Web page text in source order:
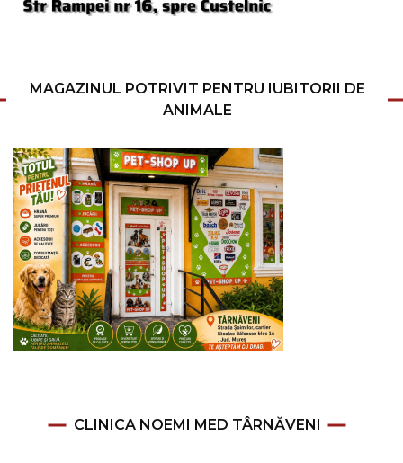
MAGAZINUL POTRIVIT PENTRU IUBITORII DE
ANIMALE
CLINICA NOEMI MED TÂRNĂVENI